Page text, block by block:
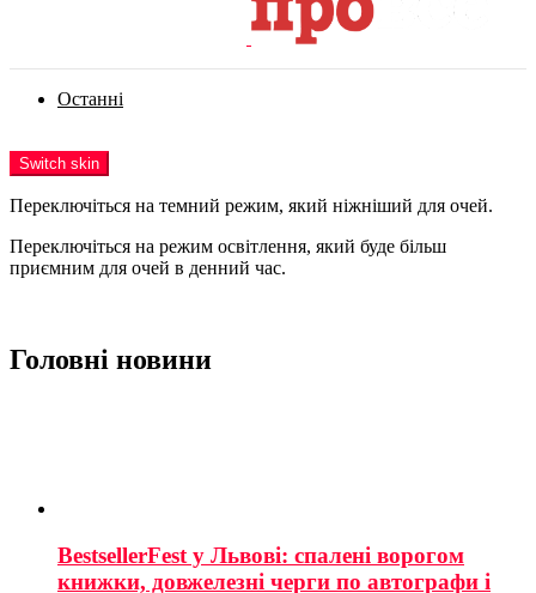
Останні
Switch skin
Переключіться на темний режим, який ніжніший для очей.
Переключіться на режим освітлення, який буде більш
приємним для очей в денний час.
Головні новини
BestsellerFest у Львові: спалені ворогом
книжки, довжелезні черги по автографи і